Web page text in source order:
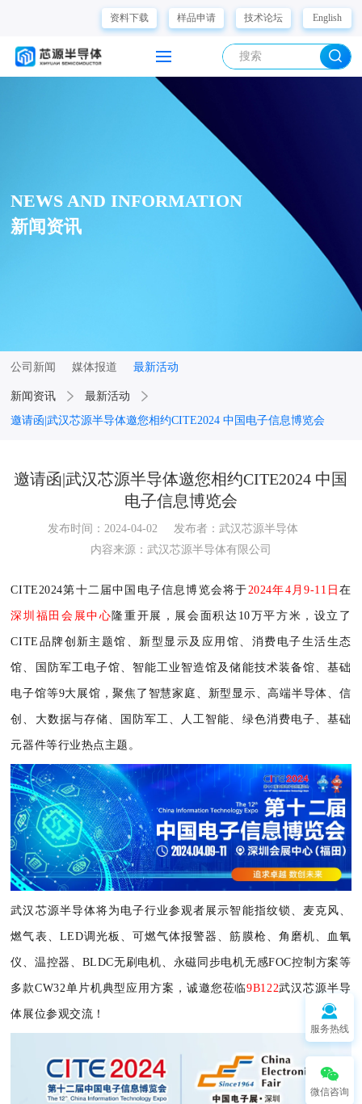
资料下载 样品申请 技术论坛 English
NEWS AND INFORMATION
新闻资讯
新闻资讯
最新活动
邀请函|武汉芯源半导体邀您相约CITE2024 中国电子信息博览会
公司新闻 媒体报道 最新活动
邀请函|武汉芯源半导体邀您相约CITE2024 中国
电子信息博览会
发布时间：2024-04-02
发布者：武汉芯源半导体
内容来源：武汉芯源半导体有限公司
CITE2024第十二届中国电子信息博览会将于2024年4月9-11日在
深圳福田会展中心 隆重开展，展会面积达10万平方米，设立了
CITE品牌创新主题馆、新型显示及应用馆、消费电子生活生态
馆、国防军工电子馆、智能工业智造馆及储能技术装备馆、基础
电子馆等9大展馆，聚焦了智慧家庭、新型显示、高端半导体、信
创、大数据与存储、国防军工、人工智能、绿色消费电子、基础
元器件等行业热点主题。
武汉芯源半导体将为电子行业参观者展示智能指纹锁、麦克风、
燃气表、LED调光板、可燃气体报警器、筋膜枪、角磨机、血氧
仪、温控器、BLDC无刷电机、永磁同步电机无感FOC控制方案等
多款CW32单片机典型应用方案，诚邀您莅临9B122武汉芯源半导
体展位参观交流！
服务热线
微信咨询